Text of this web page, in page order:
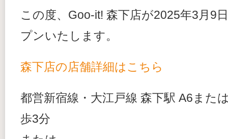
この度、Goo-it! 森下店が2025年3月9
プンいたします。
森下店の店舗詳細はこちら
都営新宿線・大江戸線 森下駅 A6また
歩3分